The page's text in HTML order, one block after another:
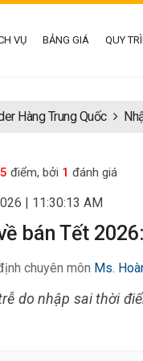
VỤ BẢNG GIÁ QUY
Hàng Trung Quốc
5 điểm, bởi 1 đánh giá
| 11:30:13 AM
bán Tết
chuyên môn Ms.
do nhập sai thời